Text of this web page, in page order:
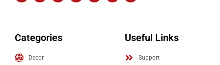
Categories
Decor
Useful Links
Support